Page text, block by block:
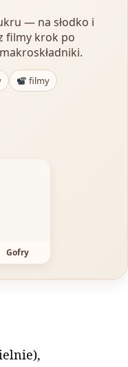
— na słodko i
filmy krok po
filmy
Gofry